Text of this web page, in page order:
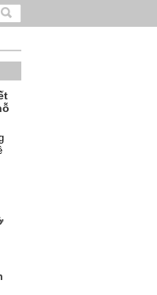
Tìm
nội
dung